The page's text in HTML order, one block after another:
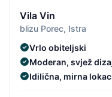
Vila Vin
blizu Porec, Istra
Vrlo obiteljski
Moderan, svjež
Idilična, mirna